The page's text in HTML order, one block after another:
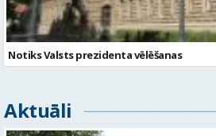
Notiks Valsts prezidenta vēlēšanas
Aktuāli